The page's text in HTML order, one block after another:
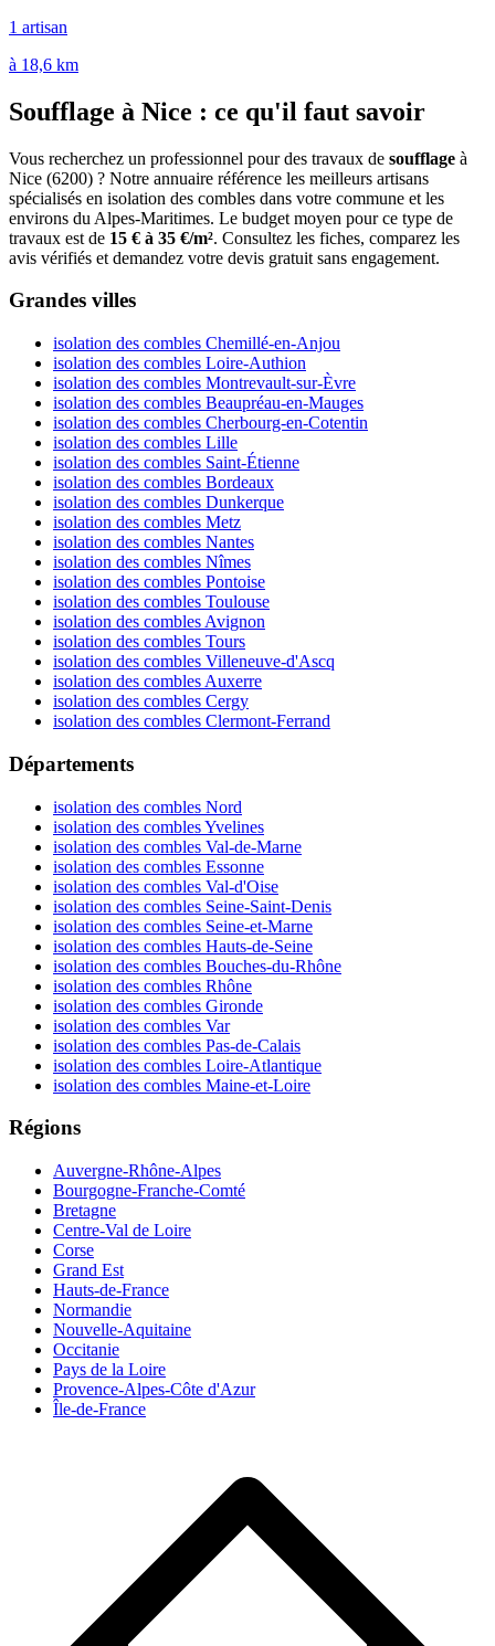
1 artisan
à 18,6 km
Soufflage à Nice : ce qu'il faut savoir
Vous recherchez un professionnel pour des travaux de soufflage à
Nice (6200) ? Notre annuaire référence les meilleurs artisans
spécialisés en isolation des combles dans votre commune et les
environs du Alpes-Maritimes. Le budget moyen pour ce type de
travaux est de 15 € à 35 €/m². Consultez les fiches, comparez les
avis vérifiés et demandez votre devis gratuit sans engagement.
Grandes villes
isolation des combles Chemillé-en-Anjou
isolation des combles Loire-Authion
isolation des combles Montrevault-sur-Èvre
isolation des combles Beaupréau-en-Mauges
isolation des combles Cherbourg-en-Cotentin
isolation des combles Lille
isolation des combles Saint-Étienne
isolation des combles Bordeaux
isolation des combles Dunkerque
isolation des combles Metz
isolation des combles Nantes
isolation des combles Nîmes
isolation des combles Pontoise
isolation des combles Toulouse
isolation des combles Avignon
isolation des combles Tours
isolation des combles Villeneuve-d'Ascq
isolation des combles Auxerre
isolation des combles Cergy
isolation des combles Clermont-Ferrand
Départements
isolation des combles Nord
isolation des combles Yvelines
isolation des combles Val-de-Marne
isolation des combles Essonne
isolation des combles Val-d'Oise
isolation des combles Seine-Saint-Denis
isolation des combles Seine-et-Marne
isolation des combles Hauts-de-Seine
isolation des combles Bouches-du-Rhône
isolation des combles Rhône
isolation des combles Gironde
isolation des combles Var
isolation des combles Pas-de-Calais
isolation des combles Loire-Atlantique
isolation des combles Maine-et-Loire
Régions
Auvergne-Rhône-Alpes
Bourgogne-Franche-Comté
Bretagne
Centre-Val de Loire
Corse
Grand Est
Hauts-de-France
Normandie
Nouvelle-Aquitaine
Occitanie
Pays de la Loire
Provence-Alpes-Côte d'Azur
Île-de-France